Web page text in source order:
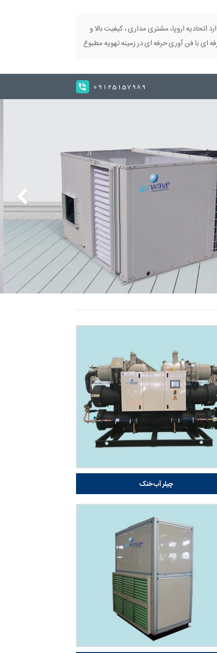
اتحادیه اروپا، مشتری مداری ، کیفیت بالا و
ای با فن آوری حرفه ای در زمینه تهویه مطبوع
09125157989
چیلر آب خنک